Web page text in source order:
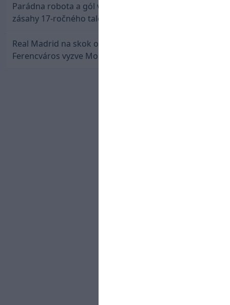
Parádna robota a gól v oslabení! Pozrite si oba
zásahy 17-ročného talentu Rychlíka proti USA
Real Madrid na skok od Slovenska: Borbélyho
Ferencváros vyzve Mourinhove hviezdy